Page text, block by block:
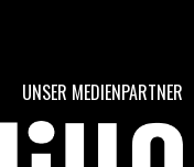
UNSER MEDIENPARTNER